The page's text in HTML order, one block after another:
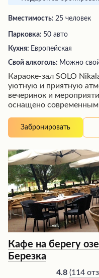
Вместимость: 25 человек
Парковка: 50 авто
Кухня: Европейская
Свой алкоголь: Можно
Караоке-зал SOLO
уютную и приятную
вечеринок и
оснащено
комфортными зонами
Персонал внимателен и
насладиться
а также заказать
ценам. Посетители
непринужденную
идеальным для встреч
Забронировать
Кафе на берегу
Березка
4.8 (114